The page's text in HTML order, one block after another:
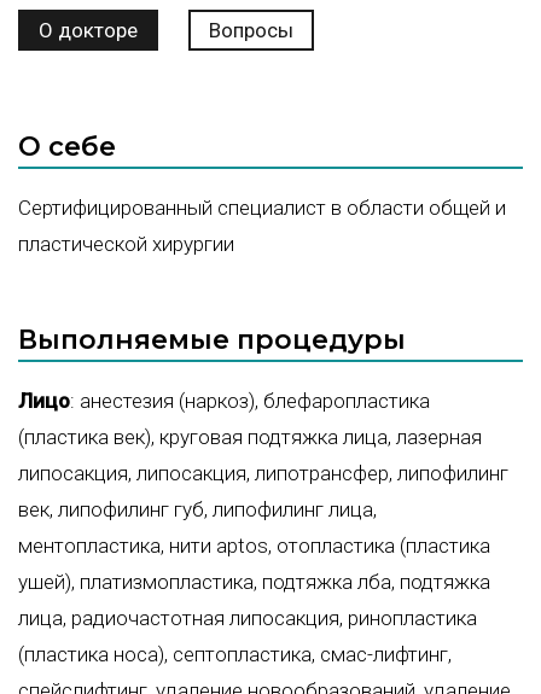
О докторе Вопросы
О себе
Сертифицированный специалист в области общей и
пластической хирургии
Выполняемые процедуры
Лицо: анестезия (наркоз), блефаропластика
(пластика век), круговая подтяжка лица, лазерная
липосакция, липосакция, липотрансфер, липофилинг
век, липофилинг губ, липофилинг лица,
ментопластика, нити aptos, отопластика (пластика
ушей), платизмопластика, подтяжка лба, подтяжка
лица, радиочастотная липосакция, ринопластика
(пластика носа), септопластика, смас-лифтинг,